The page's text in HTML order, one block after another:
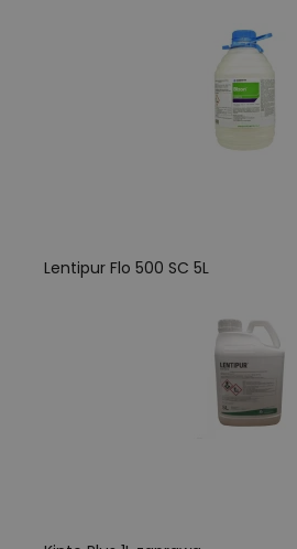
Lentipur Flo 500 SC 5L